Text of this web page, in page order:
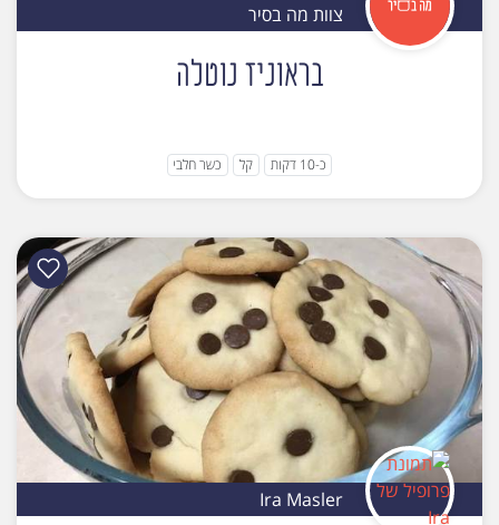
צוות מה בסיר
בראוניז נוטלה
כ-10 דקות קל כשר חלבי
Ira Masler